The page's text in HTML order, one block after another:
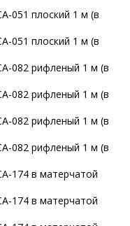
051 плоский 1 м (в
051 плоский 1 м (в
082 рифленый 1 м (в
082 рифленый 1 м (в
082 рифленый 1 м (в
082 рифленый 1 м (в
174 в матерчатой
174 в матерчатой